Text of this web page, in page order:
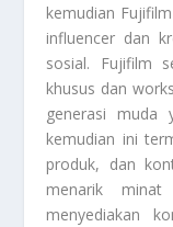
kemudian
influencer dan
sosial. Fujifilm
khusus dan
generasi muda
kemudian ini
produk, dan
menarik
menyediakan